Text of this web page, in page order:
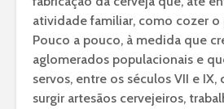
atividade familiar, como cozer
Pouco a pouco, à medida que
aglomerados populacionais e
servos, entre os séculos VII e IX,
surgir artesãos cervejeiros,